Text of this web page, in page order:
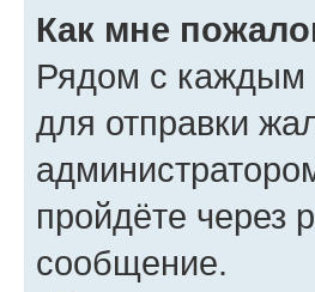
Как мне
Рядом с каждым
для отправки
пройдёте через
сообщение.